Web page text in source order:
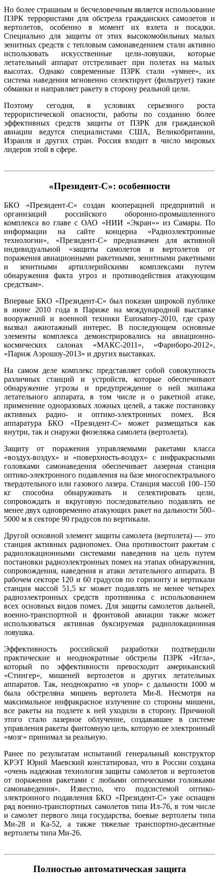
Но более страшным и бесчеловечным является использование
ПЗРК террористами для обстрела гражданских самолетов и
вертолетов, особенно в момент их взлета и посадки.
Специально для защиты от этих высокомобильных малых
зенитных средств с тепловым самонаведением стали активно
использовать искусственные цели-ловушки, которые
летательный аппарат отстреливает при полетах на малых
высотах. Однако современные ПЗРК стали «умнее», их
система наведения мгновенно селектирует (фильтрует) такие
обманки и направляет ракету в сторону реальной цели.
Поэтому сегодня, в условиях серьезного роста
террористической опасности, работы по созданию более
эффективных средств защиты от ПЗРК для гражданской
авиации ведутся специалистами США, Великобритании,
Израиля и других стран. Россия входит в число мировых
лидеров этой в сфере.
«Президент-С»: особенности
БКО «Президент-С» создан кооперацией предприятий и
организаций российского оборонно-промышленного
комплекса во главе с ОАО «НИИ «Экран»» из Самары. По
информации на сайте концерна «Радиоэлектронные
технологии», «Президент-С» предназначен для активной
индивидуальной «защиты самолетов и вертолетов от
поражения авиационными ракетными, зенитными ракетными
и зенитными артиллерийскими комплексами путем
обнаружения факта угроз и противодействия атакующим
средствам».
Впервые БКО «Президент-С» был показан широкой публике
в июне 2010 года в Париже на международной выставке
вооружений и военной техники Eurosatory-2010, где сразу
вызвал ажиотажный интерес. В последующем основные
элементы комплекса демонстрировались на авиационно-
космических салонах «МАКС-2011», «Фарнборо-2012»,
«Париж Аэрошоу-2013» и других выставках.
На самом деле комплекс представляет собой совокупность
различных станций и устройств, которые обеспечивают
обнаружение угрозы и предупреждение о ней экипажа
летательного аппарата, в том числе и о ракетной атаке,
применение одноразовых ложных целей, а также постановку
активных радио- и оптико-электронных помех. Вся
аппаратура БКО «Президент-С» может размещаться как
внутри, так и снаружи фюзеляжа самолета (вертолета).
Защиту от поражения управляемыми ракетами класса
«воздух-воздух» и «поверхность-воздух» с инфракрасными
головками самонаведения обеспечивает лазерная станция
оптико-электронного подавления на базе многоспектрального
твердотельного или газового лазера. Станция массой 100–150
кг способна обнаруживать и селектировать цели,
сопровождать и вкруговую последовательно подавлять не
менее двух одновременно атакующих ракет на дальности 500–
5000 м в секторе 90 градусов по вертикали.
Другой основной элемент защиты самолета (вертолета) — это
станция активных радиопомех. Она противостоит ракетам с
радиолокационными системами наведения на цель путем
постановки радиоэлектронных помех на этапах обнаружения,
сопровождения, наведения и атаки летательного аппарата. В
рабочем секторе 120 и 60 градусов по горизонту и вертикали
станция массой 51,5 кг может подавлять не менее четырех
радиоэлектронных средств противника с использованием
всех основных видов помех. Для защиты самолетов дальней,
военно-транспортной и фронтовой авиации также может
использоваться активная буксируемая радиолокационная
ловушка.
Эффективность российской разработки подтвердили
практические и неоднократные обстрелы ПЗРК «Игла»,
который по эффективности превосходит американский
«Стингер», мишеней вертолетов и других летательных
аппаратов. Так, неоднократно «в упор» с дальности 1000 м
была обстреляна мишень вертолета Ми-8. Несмотря на
максимальное инфракрасное излучение со стороны мишени,
все ракеты на подлете к ней уходили в сторону. Причиной
этого стало лазерное облучение, создававшее в системе
управления ракеты фантомную цель, которую ее электронный
«мозг» принимал за реальную.
Ранее по результатам испытаний генеральный конструктор
КРЭТ Юрий Маевский констатировал, что в России создана
«очень надежная технология защиты самолетов и вертолетов
от поражения ракетами с любыми оптическими головками
самонаведения». Известно, что подсистемой оптико-
электронного подавления БКО «Президент-С» уже оснащен
ряд военно-транспортных самолетов типа Ил-76, в том числе
и самолет первого лица государства, боевые вертолеты типа
Ми-28 и Ка-52, а также тяжелые транспортно-десантные
вертолеты типа Ми-26.
Полностью автоматическая защита